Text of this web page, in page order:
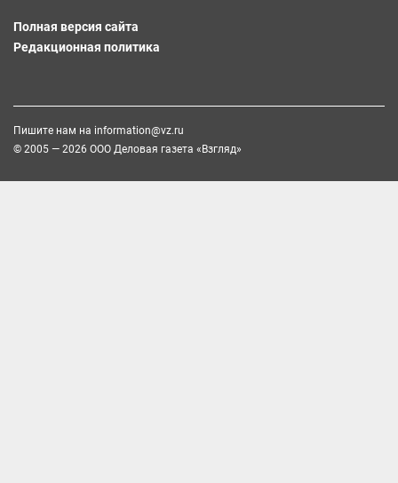
Полная версия сайта
Редакционная политика
Пишите нам на information@vz.ru
© 2005 — 2026 ООО Деловая газета «Взгляд»